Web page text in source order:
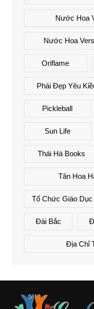
Nước Hoa
Nước Hoa
Oriflame
Phái Đẹp Yêu
Pickleball
Sun Life
Thái Hà Books
Tân Hoa
Tổ Chức Giáo Dục
Đài Bắc
Địa Chỉ